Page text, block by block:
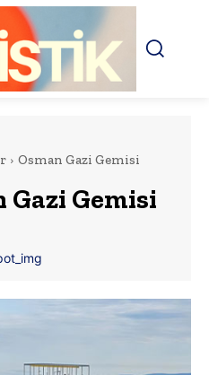
Osman Gazi Gemisi
Gazi Gemisi